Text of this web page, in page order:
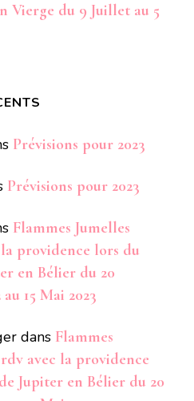
Vierge du 9 Juillet au 5
Prévisions pour 2023
Prévisions pour 2023
Flammes Jumelles
providence lors du
en Bélier du 20
15 Mai 2023
dans Flammes
avec la providence
Jupiter en Bélier du 20